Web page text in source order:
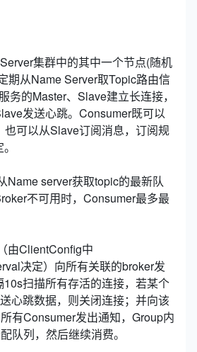
集群中的其中一个节点(随机
期从Name Server取Topic路由信
务的Master、Slave建立长连接，
发送心跳。Consumer既可以
也可以从Slave订阅消息，订阅规
Name server获取topic的最新队
不可用时，Consumer最多最
由ClientConfig中
决定）向所有关联的broker发
扫描所有存活的连接，若某个
心跳数据，则关闭连接；并向该
有Consumer发出通知，Group内
队列，然后继续消费。